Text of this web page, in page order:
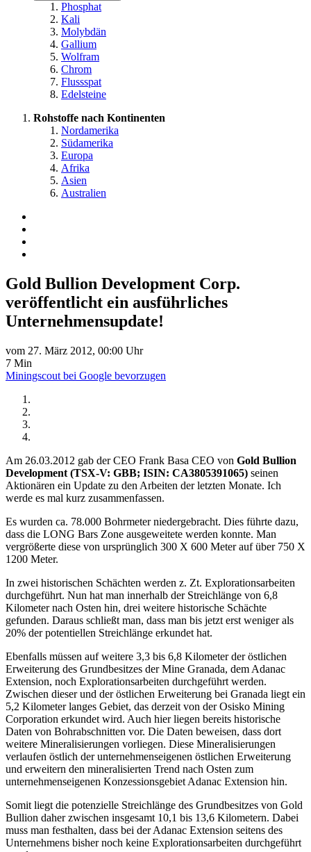
Phosphat
Kali
Molybdän
Gallium
Wolfram
Chrom
Flussspat
Edelsteine
Rohstoffe nach Kontinenten
Nordamerika
Südamerika
Europa
Afrika
Asien
Australien
Gold Bullion Development Corp.
veröffentlicht ein ausführliches
Unternehmensupdate!
vom 27. März 2012, 00:00 Uhr
7 Min
Miningscout bei Google bevorzugen
Am 26.03.2012 gab der CEO Frank Basa CEO von Gold Bullion
Development (TSX-V: GBB; ISIN: CA3805391065) seinen
Aktionären ein Update zu den Arbeiten der letzten Monate. Ich
werde es mal kurz zusammenfassen.
Es wurden ca. 78.000 Bohrmeter niedergebracht. Dies führte dazu,
dass die LONG Bars Zone ausgeweitete werden konnte. Man
vergrößerte diese von ursprünglich 300 X 600 Meter auf über 750 X
1200 Meter.
In zwei historischen Schächten werden z. Zt. Explorationsarbeiten
durchgeführt. Nun hat man innerhalb der Streichlänge von 6,8
Kilometer nach Osten hin, drei weitere historische Schächte
gefunden. Daraus schließt man, dass man bis jetzt erst weniger als
20% der potentiellen Streichlänge erkundet hat.
Ebenfalls müssen auf weitere 3,3 bis 6,8 Kilometer der östlichen
Erweiterung des Grundbesitzes der Mine Granada, dem Adanac
Extension, noch Explorationsarbeiten durchgeführt werden.
Zwischen dieser und der östlichen Erweiterung bei Granada liegt ein
5,2 Kilometer langes Gebiet, das derzeit von der Osisko Mining
Corporation erkundet wird. Auch hier liegen bereits historische
Daten von Bohrabschnitten vor. Die Daten beweisen, dass dort
weitere Mineralisierungen vorliegen. Diese Mineralisierungen
verlaufen östlich der unternehmenseigenen östlichen Erweiterung
und erweitern den mineralisierten Trend nach Osten zum
unternehmenseigenen Konzessionsgebiet Adanac Extension hin.
Somit liegt die potenzielle Streichlänge des Grundbesitzes von Gold
Bullion daher zwischen insgesamt 10,1 bis 13,6 Kilometern. Dabei
muss man festhalten, dass bei der Adanac Extension seitens des
Unternehmens bisher noch keine Explorationsarbeiten durchgeführt